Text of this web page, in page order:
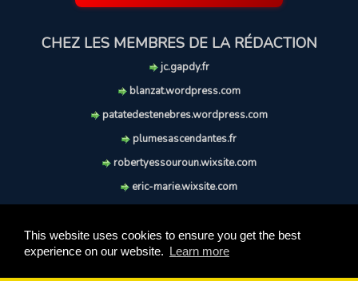
This website uses cookies to ensure you get the best
experience on our website. Learn more
CHEZ LES MEMBRES DE LA RÉDACTION
jc.gapdy.fr
blanzat.wordpress.com
patatedestenebres.wordpress.com
plumesascendantes.fr
robertyessouroun.wixsite.com
eric-marie.wixsite.com
soufflereve.blogspot.com